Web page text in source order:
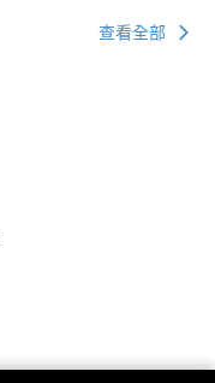
查看全部